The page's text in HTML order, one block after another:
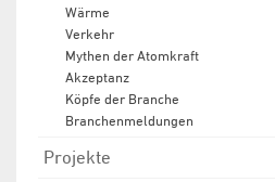
Wärme
Verkehr
Mythen der Atomkraft
Akzeptanz
Köpfe der Branche
Branchenmeldungen
Projekte